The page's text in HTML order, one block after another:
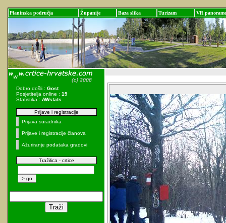
Planinska područja Županije Baza slika Turizam VR panorame
Dobro došli : Gost
Posjetitelja online : 19
Statistika : AWstats
Prijave i registracije
Prijava suradnika
Prijave i registracije članova
Ažuriranje podataka gradovi
Tražilica - crtice